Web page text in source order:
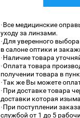
·Все медицинские
уходу за линзами.
·Для уверенного
в салоне оптики и
·Наличие товара
·Оплата товара
получении товара в
·Так же Вы можете
·При доставке товара
доставки которая
·При поступлении
службой от 1 до 5